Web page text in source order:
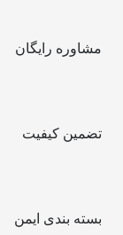
مشاوره رایگان
تضمین کیفیت
بسته بندی ایمن